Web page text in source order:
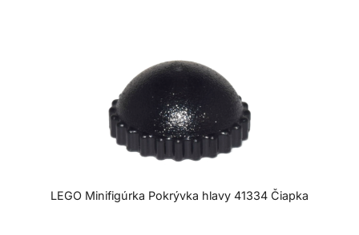
LEGO Minifigúrka Pokrývka hlavy 41334 Čiapka